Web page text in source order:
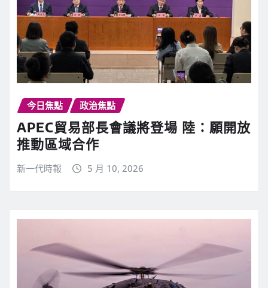
今日焦點 政治焦點
APEC貿易部長會議將登場 陸：願開放
推動區域合作
新一代時報 5 月 10, 2026